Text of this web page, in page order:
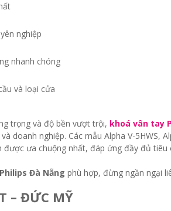
nghiệp
nhanh chóng
và loại cửa
trọng và độ bền vượt trội, khoá vân tay
doanh nghiệp. Các mẫu Alpha V-5HWS,
ưa chuộng nhất, đáp ứng đầy đủ tiêu
Đà Nẵng phù hợp, đừng ngần ngại
– ĐỨC MỸ